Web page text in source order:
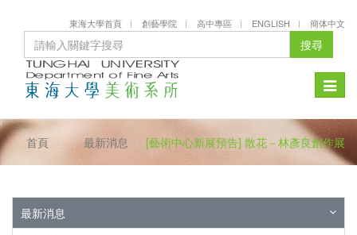
東海大學首頁 創藝學院 高中專區 ENGLISH 簡体中文
搜尋
Toggle
首頁 最新消息 [藝術中心新展預告] 散花－林彥良創作展
最新消息